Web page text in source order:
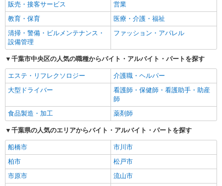
販売・接客サービス
営業
教育・保育
医療・介護・福祉
清掃・警備・ビルメンテナンス・
設備管理
ファッション・アパレル
千葉市中央区の人気の職種からバイト・アルバイト・パートを探す
エステ・リフレクソロジー
介護職・ヘルパー
大型ドライバー
看護師・保健師・看護助手・助産
師
食品製造・加工
薬剤師
千葉県の人気のエリアからバイト・アルバイト・パートを探す
船橋市
市川市
柏市
松戸市
市原市
流山市